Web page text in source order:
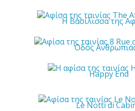
Η Βασίλισσα της
Οδός
Happy End
Le Notti di